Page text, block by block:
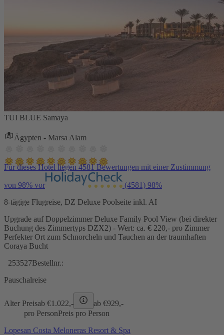
TUI BLUE Samaya
Ägypten - Marsa Alam
Für dieses Hotel liegen 4581 Bewertungen mit einer Zustimmung
von 98% vor (4581) 98%
8-tägige Flugreise, DZ Deluxe Poolseite inkl. AI
Upgrade auf Doppelzimmer Deluxe Family Pool View (bei direkter
Buchung des Zimmertyps DZX2) - Wert: ca. € 220,- pro Zimmer
Perfekter Ort zum Schnorcheln und Tauchen an der traumhaften
Coraya Bucht
253527Bestellnr.:
Pauschalreise
Alter Preisab €1.022,- ab €929,-
pro PersonPreis pro Person
Lopesan Costa Meloneras Resort & Spa